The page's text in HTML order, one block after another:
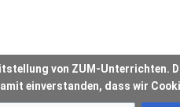
von ZUM-Unterrichten.
einverstanden, dass wir